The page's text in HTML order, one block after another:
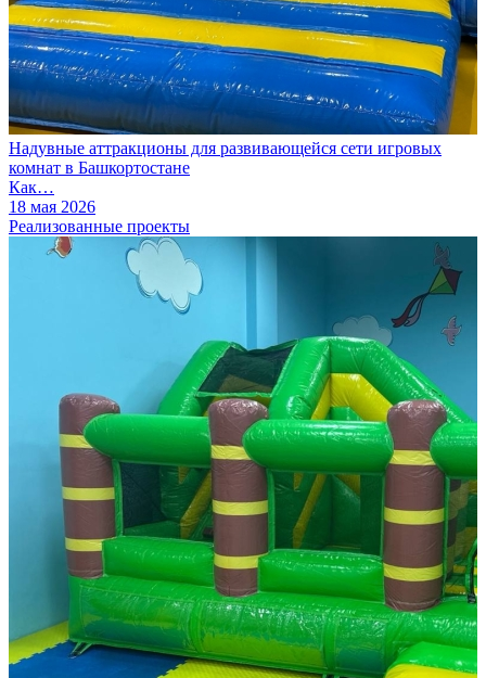
Надувные аттракционы для развивающейся сети игровых
комнат в Башкортостане
Как…
18 мая 2026
Реализованные проекты